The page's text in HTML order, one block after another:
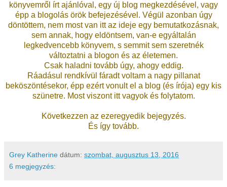
könyvemről írt ajánlóval, egy új blog megkezdésével, vagy
épp a blogolás örök befejezésével. Végül azonban úgy
döntöttem, nem most van itt az ideje egy bemutatkozásnak,
sem annak, hogy eldöntsem, van-e egyáltalán
legkedvencebb könyvem, s semmit sem szeretnék
változtatni a blogon és az életemen.
Csak haladni tovább úgy, ahogy eddig.
Ráadásul rendkívül fáradt voltam a nagy pillanat
beköszöntésekor, épp ezért vonult el a blog (és írója) egy kis
szünetre. Most viszont itt vagyok és folytatom.
Következzen az ezeregyedik bejegyzés.
És így tovább.
Grey Katherine dátum: szombat, augusztus 13, 2016
6 megjegyzés: